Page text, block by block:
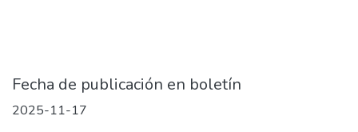
Fecha de publicación en boletín
2025-11-17